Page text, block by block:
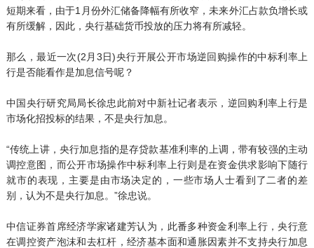
短期来看，由于1月份外汇储备降幅有所收窄，未来外汇占款负增长或
有所缓解，因此，央行基础货币投放的压力将有所减轻。
那么，最近一次(2月3日)央行开展公开市场逆回购操作的中标利率上
行是否能看作是加息信号呢？
中国央行研究局局长徐忠此前对中新社记者表示，逆回购利率上行是
市场化招投标的结果，不是央行加息。
“传统上讲，央行加息指的是存贷款基准利率的上调，带有较强的主动
调控意图，而公开市场操作中标利率上行则是在资金供求影响下随行
就市的表现，主要是由市场决定的，一些市场人士看到了二者的差
别，认为不是央行加息。”徐忠说。
中信证券首席经济学家诸建芳认为，此番多种资金利率上行，央行意
在调控资产泡沫和去杠杆，经济基本面和通胀因素并不支持央行加息